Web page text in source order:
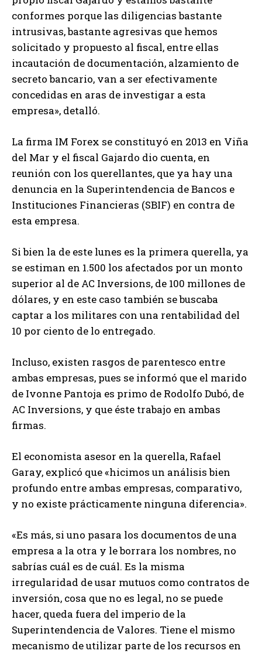
conformes porque las diligencias bastante
intrusivas, bastante agresivas que hemos
solicitado y propuesto al fiscal, entre ellas
incautación de documentación, alzamiento de
secreto bancario, van a ser efectivamente
concedidas en aras de investigar a esta
empresa», detalló.
La firma IM Forex se constituyó en 2013 en Viña
del Mar y el fiscal Gajardo dio cuenta, en
reunión con los querellantes, que ya hay una
denuncia en la Superintendencia de Bancos e
Instituciones Financieras (SBIF) en contra de
esta empresa.
Si bien la de este lunes es la primera querella, ya
se estiman en 1.500 los afectados por un monto
superior al de AC Inversions, de 100 millones de
dólares, y en este caso también se buscaba
captar a los militares con una rentabilidad del
10 por ciento de lo entregado.
Incluso, existen rasgos de parentesco entre
ambas empresas, pues se informó que el marido
de Ivonne Pantoja es primo de Rodolfo Dubó, de
AC Inversions, y que éste trabajo en ambas
firmas.
El economista asesor en la querella, Rafael
Garay, explicó que «hicimos un análisis bien
profundo entre ambas empresas, comparativo,
y no existe prácticamente ninguna diferencia».
«Es más, si uno pasara los documentos de una
empresa a la otra y le borrara los nombres, no
sabrías cuál es de cuál. Es la misma
irregularidad de usar mutuos como contratos de
inversión, cosa que no es legal, no se puede
hacer, queda fuera del imperio de la
Superintendencia de Valores. Tiene el mismo
mecanismo de utilizar parte de los recursos en